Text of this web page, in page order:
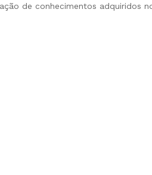
de conhecimentos adquiridos